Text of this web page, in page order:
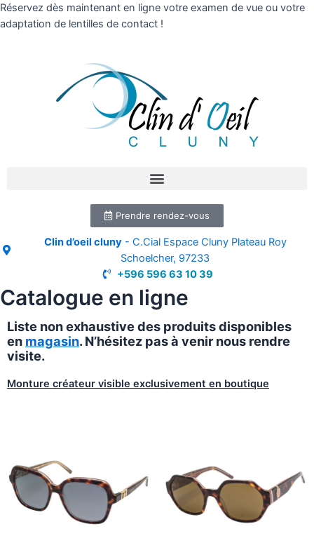
Réservez dès maintenant en ligne votre examen de vue ou votre
adaptation de lentilles de contact !
Prendre rendez-vous
Clin d’oeil cluny- C.Cial Espace Cluny Plateau Roy
Schoelcher, 97233
+596 596 63 10 39
Catalogue en ligne
Liste non exhaustive des produits disponibles
en magasin. N’hésitez pas à venir nous rendre
visite.
Monture créateur visible exclusivement en boutique